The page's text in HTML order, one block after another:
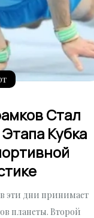
Стал
Кубка
эти дни принимает
планеты. Второй